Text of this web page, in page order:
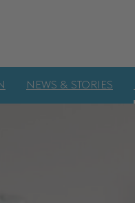
NEWS & STORIES